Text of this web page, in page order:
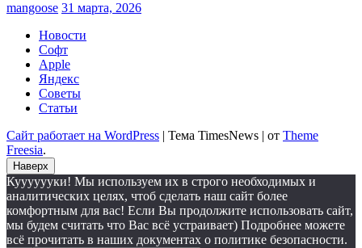
mangoose 31 марта, 2026
Новости
Софт
Apple
Яндекс
Советы
Статьи
Сайт работает на WordPress | Тема TimesNews | от Theme
Freesia.
Наверх
Кууууууки! Мы используем их в строго необходимых и
аналитических целях, чтоб сделать наш сайт более
комфортным для вас! Если Вы продолжите использовать сайт,
мы будем считать что Вас всё устраивает) Подробнее можете
всё прочитать в наших документах о политике безопасности.